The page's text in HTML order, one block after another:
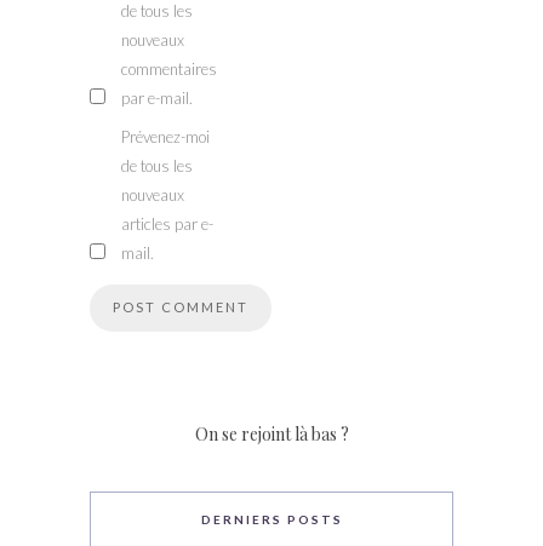
de tous les
nouveaux
commentaires
par e-mail.
Prévenez-moi
de tous les
nouveaux
articles par e-
mail.
On se rejoint là bas ?
DERNIERS POSTS